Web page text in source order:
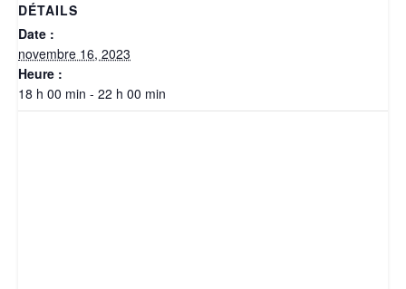
DÉTAILS
Date :
novembre 16, 2023
Heure :
18 h 00 min - 22 h 00 min